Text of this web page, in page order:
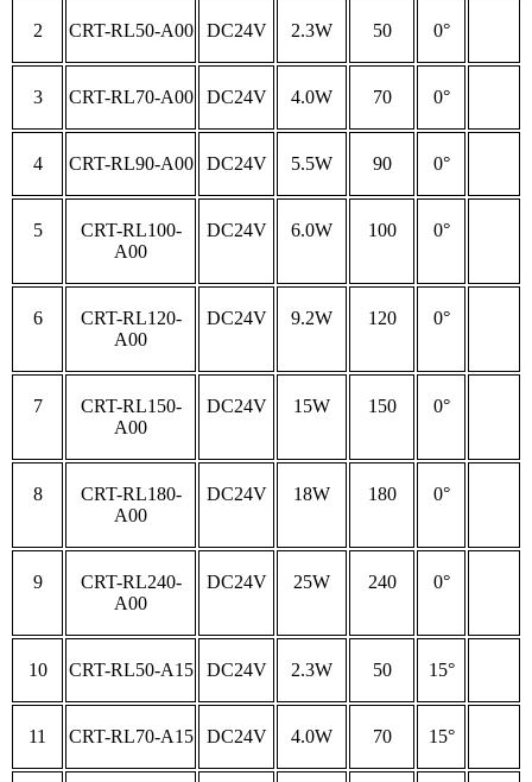
2 CRT-RL50-A00 DC24V 2.3W 50 0°
3 CRT-RL70-A00 DC24V 4.0W 70 0°
4 CRT-RL90-A00 DC24V 5.5W 90 0°
5
CRT-RL100-
A00
DC24V 6.0W 100 0°
6
CRT-RL120-
A00
DC24V 9.2W 120 0°
7
CRT-RL150-
A00
DC24V 15W 150 0°
8
CRT-RL180-
A00
DC24V 18W 180 0°
9
CRT-RL240-
A00
DC24V 25W 240 0°
10 CRT-RL50-A15 DC24V 2.3W 50 15°
11 CRT-RL70-A15 DC24V 4.0W 70 15°